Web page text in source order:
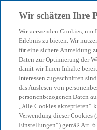
menu search
Vorsicht
Anfang Januar
eine fiktive Steuer auf
Wichtig:
Wir schätzen Ihre
Wir verwenden Cookies, um
Erlebnis zu bieten. Wir
für eine sichere Anmeldung
Daten zur Optimierung der
damit wir Ihnen Inhalte
Interessen zugeschnitten
das Auslesen von
personenbezogenen Daten
„Alle Cookies akzeptieren“
Verwendung dieser Cookies
Einstellungen“) gemäß Art. 6